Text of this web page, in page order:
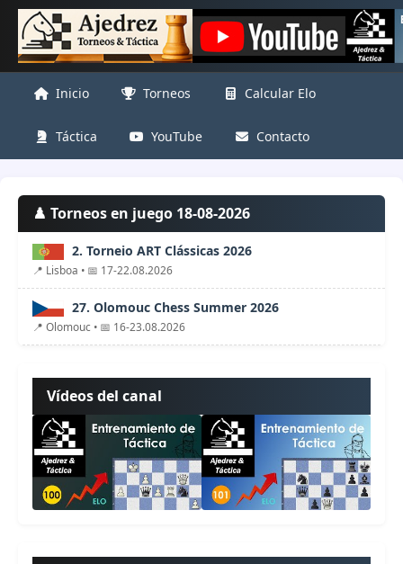
Inicio Torneos Calcular Elo
Táctica YouTube Contacto
♟️ Torneos en juego 18-08-2026
2. Torneio ART Clássicas 2026
📍 Lisboa • 📅 17-22.08.2026
27. Olomouc Chess Summer 2026
📍 Olomouc • 📅 16-23.08.2026
Vídeos del canal